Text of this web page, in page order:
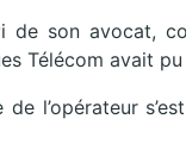
de son avocat,
Télécom avait
l’opérateur